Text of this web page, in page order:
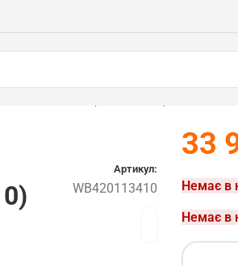
Артикул:
WB420113410
33
Немає в
Немає в